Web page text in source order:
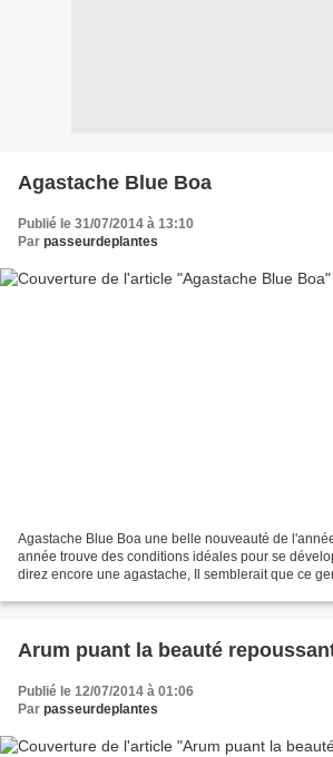
Agastache Blue Boa
Publié le 31/07/2014 à 13:10
Par passeurdeplantes
Agastache Blue Boa une belle nouveauté de
année trouve des conditions idéales pour se
direz encore une agastache, Il semblerait que ce
Arum puant la beauté
Publié le 12/07/2014 à 01:06
Par passeurdeplantes